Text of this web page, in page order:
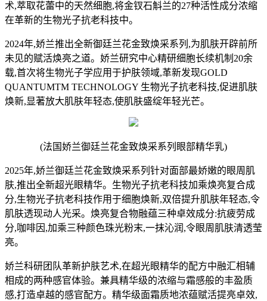
术,萃取花蕾中的天然细胞,将金钗石斛兰的27种活性成分浓缩
在革新的生物光子抗老科技中。
2024年,娇兰推出全新御廷兰花金致焕采系列,为肌肤开辟前所
未见的赋活焕亮之道。娇兰研究中心精研细胞长续机制20余
载,首次将生物光子学应用于护肤领域,革新发现GOLD
QUANTUMTM TECHNOLOGY 生物光子抗老科技,促进肌肤
焕新,显著放大肌肤年轻态,使肌肤盛绽年轻光芒。
(法国娇兰御廷兰花金致焕采系列眼部精华乳)
2025年,娇兰御廷兰花金致焕采系列针对面部最娇嫩的眼周肌
肤,推出全新超光眼精华。生物光子抗老科技加乘焕亮复合成
分,生物光子抗老科技作用于细胞焕新,双倍提升肌肤年轻态,令
肌肤透现动人光采。焕亮复合物融蕴三种卓效成分:抗疲劳成
分,咖啡因,加乘三种颜色珠光粉末,一抹沁润,令眼周肌肤清透莹
亮。
娇兰科研团队革新护肤艺术,在超光眼精华的配方中融汇相辅
相成的两种感官体验。兼具精华级的浓缩与霜感般的丰盈质
感,打造卓越的感官配方。精华级面霜质地浓蕴赋活提亮卓效,